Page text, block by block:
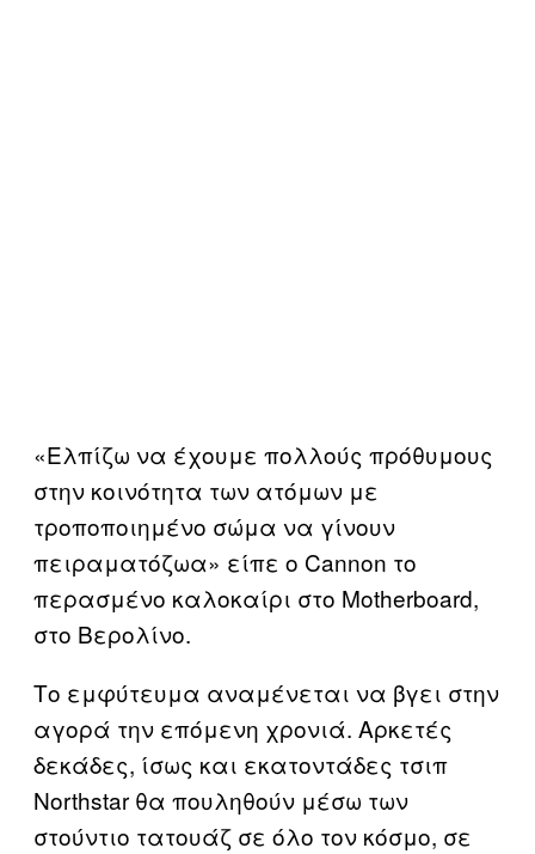
«Ελπίζω να έχουμε πολλούς πρόθυμους
στην κοινότητα των ατόμων με
τροποποιημένο σώμα να γίνουν
πειραματόζωα» είπε ο Cannon το
περασμένο καλοκαίρι στο Motherboard,
στο Βερολίνο.
Το εμφύτευμα αναμένεται να βγει στην
αγορά την επόμενη χρονιά. Αρκετές
δεκάδες, ίσως και εκατοντάδες τσιπ
Northstar θα πουληθούν μέσω των
στούντιο τατουάζ σε όλο τον κόσμο, σε